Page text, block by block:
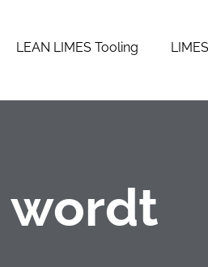
LEAN LIMES Tooling
wordt